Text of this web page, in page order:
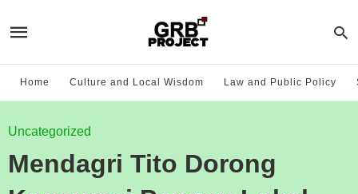
Home Culture and Local Wisdom Law and Public Policy
Uncategorized
Mendagri Tito Dorong